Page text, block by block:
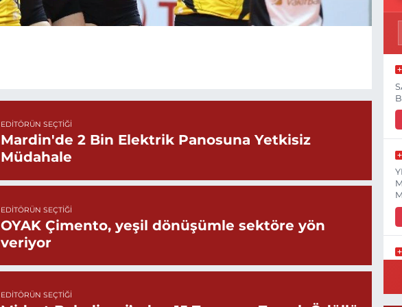
EDITÖRÜN SEÇTIĞI
Mardin'de 2 Bin Elektrik Panosuna Yetkisiz
Müdahale
EDITÖRÜN SEÇTIĞI
OYAK Çimento, yeşil dönüşümle sektöre yön
veriyor
EDITÖRÜN SEÇTIĞI